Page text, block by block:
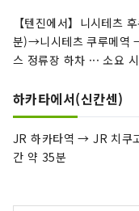
【텐진에서】니시테츠
분)→니시테츠 쿠루메역
스 정류장 하차 ··· 소요
하카타에서(신칸센)
JR 하카타역 → JR 치쿠
간 약 35분